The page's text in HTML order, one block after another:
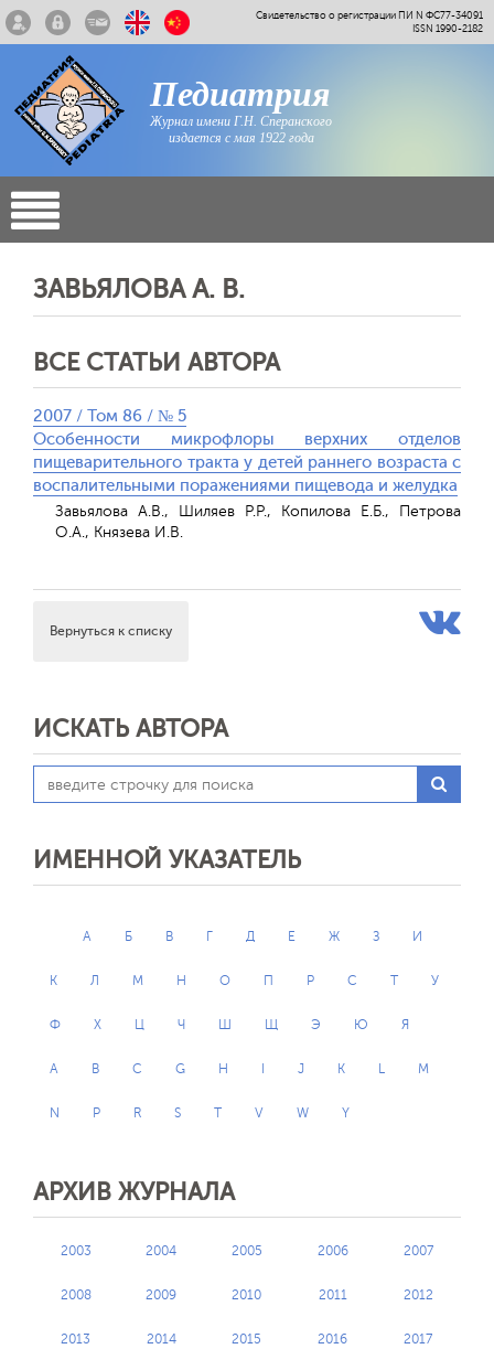
Свидетельство о регистрации ПИ N ФС77-34091
ISSN 1990-2182
Педиатрия
Журнал имени Г.Н. Сперанского
издается с мая 1922 года
ЗАВЬЯЛОВА А. В.
ВСЕ СТАТЬИ АВТОРА
2007 / Том 86 / № 5
Особенности микрофлоры верхних отделов
пищеварительного тракта у детей раннего возраста с
воспалительными поражениями пищевода и желудка
Завьялова А.В., Шиляев Р.Р., Копилова Е.Б., Петрова
О.А., Князева И.В.
Вернуться к списку
ИСКАТЬ АВТОРА
ИМЕННОЙ УКАЗАТЕЛЬ
А Б В Г Д Е Ж З И
К Л М Н О П Р С Т У
Ф Х Ц Ч Ш Щ Э Ю Я
A B C G H J K L M
N P R S T V W Y
АРХИВ ЖУРНАЛА
2003 2004 2005 2006 2007
2008 2009 2010 2011 2012
2013 2014 2015 2016 2017